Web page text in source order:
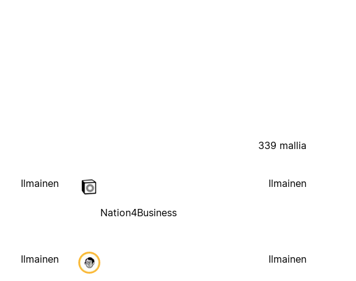
339 mallia
Ilmainen
Nation4Business
Ilmainen
Ilmainen Ilmainen